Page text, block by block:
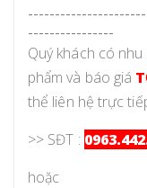
----------------
Quý khách có
phẩm và báo giá
thể liên hệ trực
>> SĐT :
hoặc